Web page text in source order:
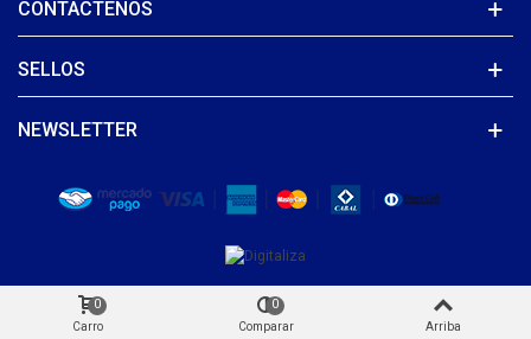
CONTACTENOS
SELLOS
NEWSLETTER
Carro
0
Comparar
0
Arriba